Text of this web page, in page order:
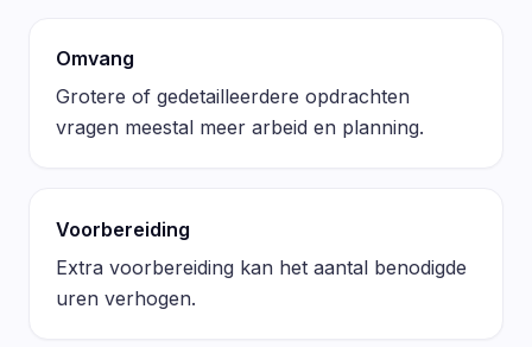
Omvang
Grotere of gedetailleerdere opdrachten
vragen meestal meer arbeid en planning.
Voorbereiding
Extra voorbereiding kan het aantal benodigde
uren verhogen.